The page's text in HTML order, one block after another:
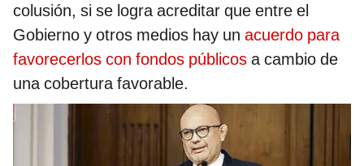
colusión, si se logra acreditar que entre el
Gobierno y otros medios hay un acuerdo para
favorecerlos con fondos públicos a cambio de
una cobertura favorable.